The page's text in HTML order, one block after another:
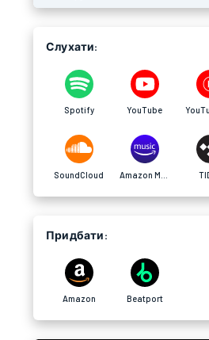
Слухати:
Spotify YouTube
SoundCloud
Придбати:
Amazon Beatport